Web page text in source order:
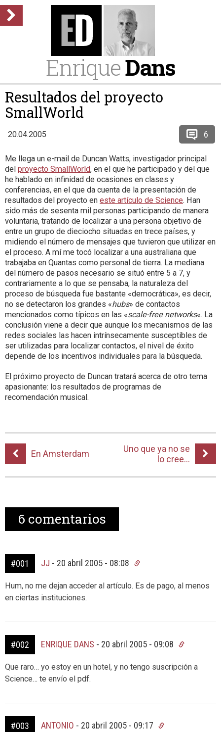
EnriqueDans
Resultados del proyecto
SmallWorld
20.04.2005 6
Me llega un e-mail de Duncan Watts, investigador principal
del proyecto SmallWorld, en el que he participado y del que
he hablado en infinidad de ocasiones en clases y
conferencias, en el que da cuenta de la presentación de
resultados del proyecto en este artículo de Science. Han
sido más de sesenta mil personas participando de manera
voluntaria, tratando de localizar a una persona objetivo de
entre un grupo de dieciocho situadas en trece países, y
midiendo el número de mensajes que tuvieron que utilizar en
el proceso. A mí me tocó localizar a una australiana que
trabajaba en Quantas como personal de tierra. La mediana
del número de pasos necesario se situó entre 5 a 7, y
contrariamente a lo que se pensaba, la naturaleza del
proceso de búsqueda fue bastante «democrática», es decir,
no se detectaron los grandes «hubs» de contactos
mencionados como típicos en las «scale-free networks«. La
conclusión viene a decir que aunque los mecanismos de las
redes sociales las hacen intrínsecamente susceptibles de
ser utilizadas para localizar contactos, el nivel de éxito
depende de los incentivos individuales para la búsqueda.
El próximo proyecto de Duncan tratará acerca de otro tema
apasionante: los resultados de programas de
recomendación musical.
En Amsterdam
Uno que ya no se
lo cree…
6 comentarios
#001 JJ - 20 abril 2005 - 08:08
Hum, no me dejan acceder al artículo. Es de pago, al menos
en ciertas instituciones.
#002 ENRIQUE DANS - 20 abril 2005 - 09:08
Que raro… yo estoy en un hotel, y no tengo suscripción a
Science… te envío el pdf.
#003 ANTONIO - 20 abril 2005 - 09:17